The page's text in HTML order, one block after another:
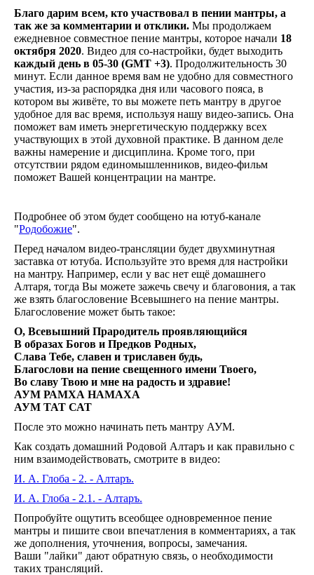
птицы
и
Земли
год.
Благо дарим всем, кто участвовал в пении мантры, а
так же за комментарии и отклики. Мы продолжаем
ежедневное совместное пение мантры, которое начали 18
октября 2020. Видео для со-настройки, будет выходить
каждый день в 05-30 (GMT +3). Продолжительность 30
минут. Если данное время вам не удобно для совместного
участия, из-за распорядка дня или часового пояса, в
котором вы живёте, то вы можете петь мантру в другое
удобное для вас время, используя нашу видео-запись. Она
поможет вам иметь энергетическую поддержку всех
участвующих в этой духовной практике. В данном деле
важны намерение и дисциплина. Кроме того, при
отсутствии рядом единомышленников, видео-фильм
поможет Вашей концентрации на мантре.
Подробнее об этом будет сообщено на ютуб-канале
"Родобожие".
Перед началом видео-трансляции будет двухминутная
заставка от ютуба. Используйте это время для настройки
на мантру. Например, если у вас нет ещё домашнего
Алтаря, тогда Вы можете зажечь свечу и благовония, а так
же взять благословение Всевышнего на пение мантры.
Благословение может быть такое:
О, Всевышний Прародитель проявляющийся
В образах Богов и Предков Родных,
Слава Тебе, славен и триславен будь,
Благослови на пение свещенного имени Твоего,
Во славу Твою и мне на радость и здравие!
АУМ РАМХА НАМАХА
АУМ ТАТ САТ
После это можно начинать петь мантру АУМ.
Как создать домашний Родовой Алтаръ и как правильно с
ним взаимодействовать, смотрите в видео:
И. А. Глоба - 2. - Алтаръ.
И. А. Глоба - 2.1. - Алтаръ.
Попробуйте ощутить всеобщее одновременное пение
мантры и пишите свои впечатления в комментариях, а так
же дополнения, уточнения, вопросы, замечания.
Ваши "лайки" дают обратную связь, о необходимости
таких трансляций.